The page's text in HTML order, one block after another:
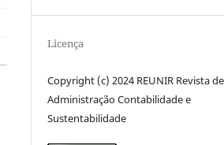
Licença
Copyright (c) 2024 REUNIR Revista de
Administração Contabilidade e
Sustentabilidade